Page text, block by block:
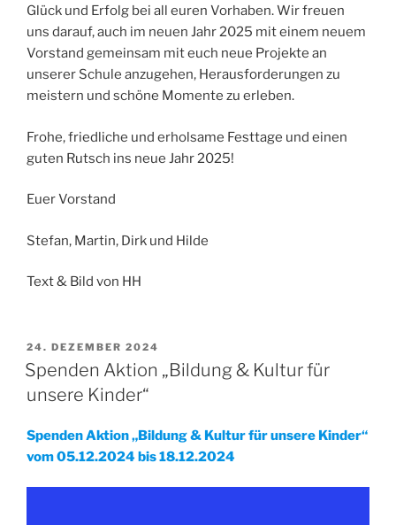
Glück und Erfolg bei all euren Vorhaben. Wir freuen
uns darauf, auch im neuen Jahr 2025 mit einem neuem
Vorstand gemeinsam mit euch neue Projekte an
unserer Schule anzugehen, Herausforderungen zu
meistern und schöne Momente zu erleben.
Frohe, friedliche und erholsame Festtage und einen
guten Rutsch ins neue Jahr 2025!
Euer Vorstand
Stefan, Martin, Dirk und Hilde
Text & Bild von HH
VERÖFFENTLICHT
AM
24. DEZEMBER 2024
Spenden Aktion „Bildung & Kultur für
unsere Kinder“
Spenden Aktion „Bildung & Kultur für unsere Kinder“
vom 05.12.2024 bis 18.12.2024